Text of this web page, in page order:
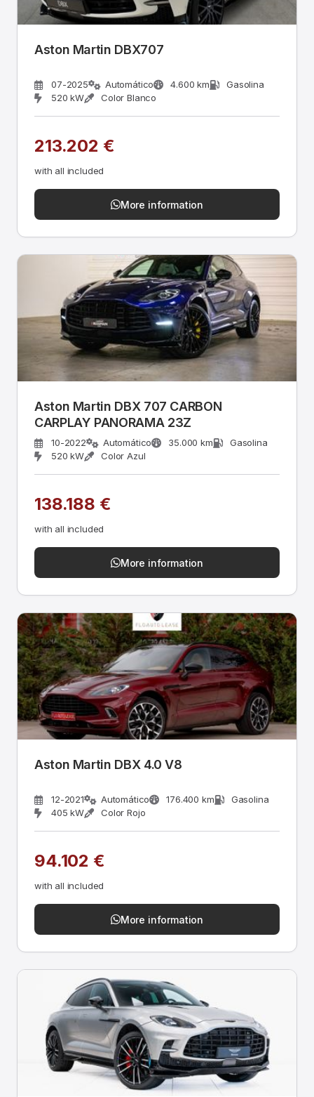
Aston Martin DBX707
07-2025 Automático 4.600 km
Gasolina
520 kW
Color Blanco
213.202 €
with all included
More information
Aston Martin DBX 707 CARBON
CARPLAY PANORAMA 23Z
10-2022 Automático 35.000 km
Gasolina
520 kW
Color Azul
138.188 €
with all included
More information
Aston Martin DBX 4.0 V8
12-2021 Automático 176.400 km
Gasolina
405 kW
Color Rojo
94.102 €
with all included
More information